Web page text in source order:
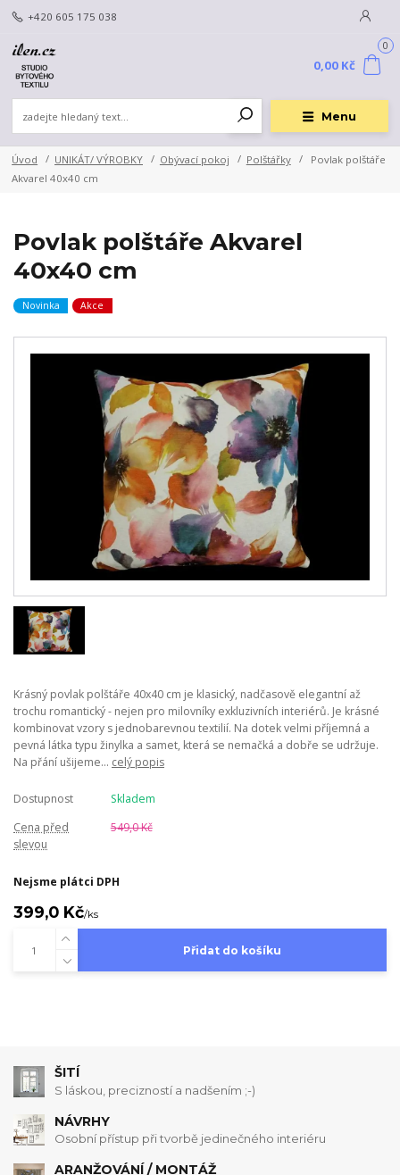
Menu
+420 605 175 038
0
0,00 Kč
Úvod UNIKÁT/ VÝROBKY Obývací pokoj Polštářky
Povlak polštáře
Akvarel 40x40 cm
Povlak polštáře Akvarel
40x40 cm
Novinka Akce
Krásný povlak polštáře 40x40 cm je klasický, nadčasově elegantní až
trochu romantický - nejen pro milovníky exkluzivních interiérů. Je krásné
kombinovat vzory s jednobarevnou textilií. Na dotek velmi příjemná a
pevná látka typu žinylka a samet, která se nemačká a dobře se udržuje.
Na přání ušijeme... celý popis
Dostupnost
Skladem
Cena před
slevou
549,0 Kč
Nejsme plátci DPH
399,0 Kč/ks
Přidat do košíku
ŠITÍ
S láskou, precizností a nadšením ;-)
NÁVRHY
Osobní přístup při tvorbě jedinečného interiéru
ARANŽOVÁNÍ / MONTÁŽ